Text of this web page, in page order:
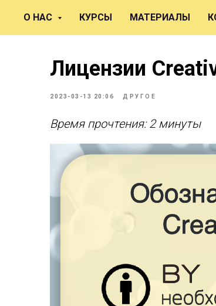
О НАС КУРСЫ МАТЕРИАЛЫ
Лицензии
2023-03-13 20:06 ДРУГОЕ
Время прочтения: 2 минуты